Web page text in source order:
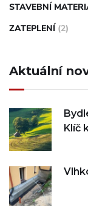
STAVEBNÍ
ZATEPLENÍ (2)
Aktuální
Klíč